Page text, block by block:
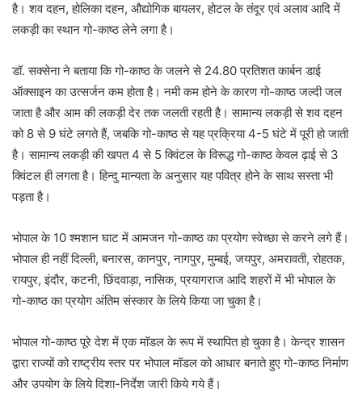
है। शव दहन, होलिका दहन, औद्योगिक बायलर, होटल के तंदूर एवं अलाव आदि में
लकड़ी का स्थान गो-काष्ठ लेने लगा है।
डॉ. सक्सेना ने बताया कि गो-काष्ठ के जलने से 24.80 प्रतिशत कार्बन डाई
ऑक्साइन का उत्सर्जन कम होता है। नमी कम होने के कारण गो-काष्ठ जल्दी जल
जाता है और आम की लकड़ी देर तक जलती रहती है। सामान्य लकड़ी से शव दहन
को 8 से 9 घंटे लगते हैं, जबकि गो-काष्ठ से यह प्रक्रिया 4-5 घंटे में पूरी हो जाती
है। सामान्य लकड़ी की खपत 4 से 5 क्विंटल के विरूद्ध गो-काष्ठ केवल ढ़ाई से 3
क्विंटल ही लगता है। हिन्दु मान्यता के अनुसार यह पवित्र होने के साथ सस्ता भी
पड़ता है।
भोपाल के 10 श्मशान घाट में आमजन गो-काष्ठ का प्रयोग स्वेच्छा से करने लगे हैं।
भोपाल ही नहीं दिल्ली, बनारस, कानपुर, नागपुर, मुम्बई, जयपुर, अमरावती, रोहतक,
रायपुर, इंदौर, कटनी, छिंदवाड़ा, नासिक, प्रयागराज आदि शहरों में भी भोपाल के
गो-काष्ठ का प्रयोग अंतिम संस्कार के लिये किया जा चुका है।
भोपाल गो-काष्ठ पूरे देश में एक मॉडल के रूप में स्थापित हो चुका है। केन्द्र शासन
द्वारा राज्यों को राष्ट्रीय स्तर पर भोपाल मॉडल को आधार बनाते हुए गो-काष्ठ निर्माण
और उपयोग के लिये दिशा-निर्देश जारी किये गये हैं।